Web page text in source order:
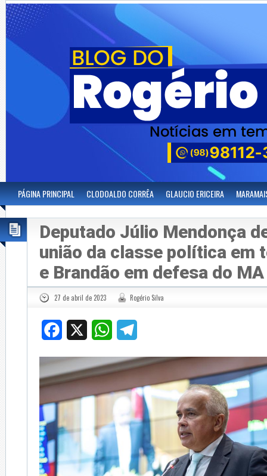
PÁGINA PRINCIPAL CLODOALDO CORRÊA GLAUCIO ERICEIRA
Deputado Júlio Mendonça
união da classe política em
e Brandão em defesa do MA
27 de abril de 2023 Rogério Silva
Facebook WhatsApp